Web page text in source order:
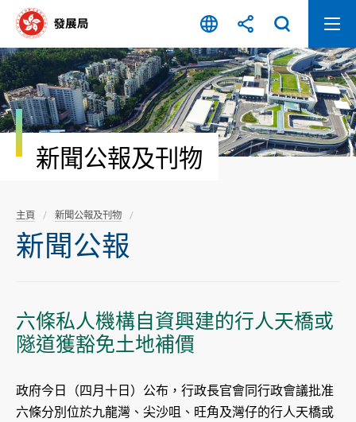
容
開
始
新聞公報及刊物
主頁 新聞公報及刊物
新聞公報
六條私人機構自資興建的行人天橋或
隧道獲豁免土地補價
政府今日（四月十日）公布，行政長官會同行政會議批准
六條分別位於九龍灣、尖沙咀、旺角及灣仔的行人天橋或